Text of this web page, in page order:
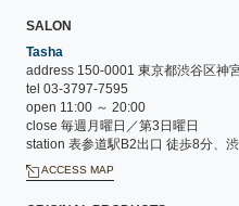
SALON
Tasha
address 150-0001 東京都渋谷区神
tel 03-3797-7595
open 11:00 ～ 20:00
close 毎週月曜日／第3日曜日
station 表参道駅B2出口 徒歩8分、
ACCESS MAP